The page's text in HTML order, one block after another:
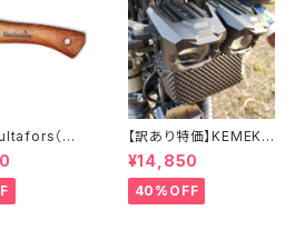
（ハ
オーゲルフ
ェット スウ
手斧
【訳あり特価】KEMEKO
＆MOTOWOLF プロ
ジェクター式補助強力
ライト＆フォグ ハンター
ライトMDL5004 オー
¥14,850
40%OFF